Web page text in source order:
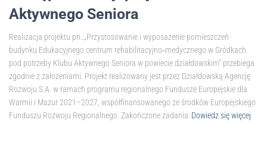
Aktywnego Seniora
Realizacja projektu pn.:„Przystosowanie i wyposażenie pomieszczeń
budynku Edukacyjnego centrum rehabilitacyjno‑medycznego w Gródkach
pod potrzeby Klubu Aktywnego Seniora w powiecie działdowskim” przebiega
zgodnie z założeniami. Projekt realizowany jest przez Działdowską Agencję
Rozwoju S.A. w ramach programu regionalnego Fundusze Europejskie dla
Warmii i Mazur 2021–2027, współfinansowanego ze środków Europejskiego
Funduszu Rozwoju Regionalnego. Zakończone zadania Dowiedz się więcej